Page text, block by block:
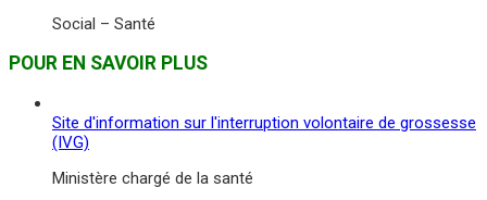
Social – Santé
POUR EN SAVOIR PLUS
Site d'information sur l'interruption volontaire de grossesse
(IVG)
Ministère chargé de la santé